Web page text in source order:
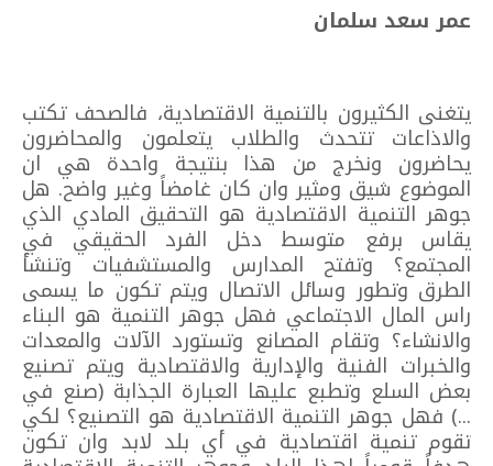
عمر سعد سلمان
يتغنى الكثيرون بالتنمية الاقتصادية، فالصحف تكتب
والاذاعات تتحدث والطلاب يتعلمون والمحاضرون
يحاضرون ونخرج من هذا بنتيجة واحدة هي ان
الموضوع شيق ومثير وان كان غامضاً وغير واضح. هل
جوهر التنمية الاقتصادية هو التحقيق المادي الذي
يقاس برفع متوسط دخل الفرد الحقيقي في
المجتمع؟ وتفتح المدارس والمستشفيات وتنشأ
الطرق وتطور وسائل الاتصال ويتم تكون ما يسمى
راس المال الاجتماعي فهل جوهر التنمية هو البناء
والانشاء؟ وتقام المصانع وتستورد الآلات والمعدات
والخبرات الفنية والإدارية والاقتصادية ويتم تصنيع
بعض السلع وتطبع عليها العبارة الجذابة (صنع في
...) فهل جوهر التنمية الاقتصادية هو التصنيع؟ لكي
تقوم تنمية اقتصادية في أي بلد لابد وان تكون